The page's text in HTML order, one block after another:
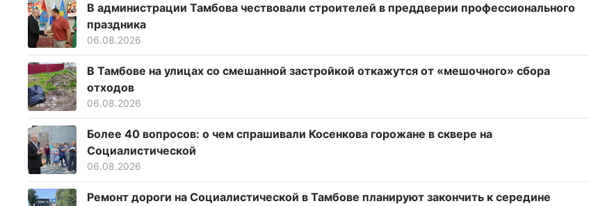
В администрации Тамбова чествовали строителей в преддверии профессионального
праздника
06.08.2026
В Тамбове на улицах со смешанной застройкой откажутся от «мешочного» сбора
отходов
06.08.2026
Более 40 вопросов: о чем спрашивали Косенкова горожане в сквере на
Социалистической
06.08.2026
Ремонт дороги на Социалистической в Тамбове планируют закончить к середине